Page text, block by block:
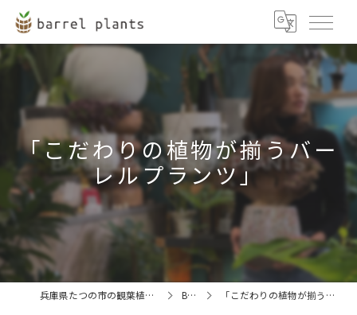
「こだわりの植物が揃うバー
レルプランツ」
兵庫県たつの市の観葉植物ならbarrel plants BLOG 「こだわりの植物が揃うバーレルプランツ」